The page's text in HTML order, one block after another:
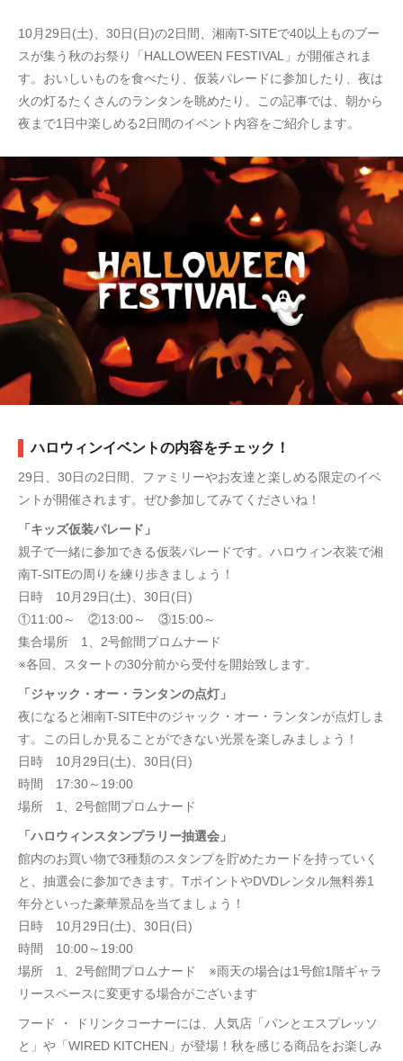
10月29日(土)、30日(日)の2日間、湘南T-SITEで40以上ものブー
スが集う秋のお祭り「HALLOWEEN FESTIVAL」が開催されま
す。おいしいものを食べたり、仮装パレードに参加したり、夜は
火の灯るたくさんのランタンを眺めたり。この記事では、朝から
夜まで1日中楽しめる2日間のイベント内容をご紹介します。
ハロウィンイベントの内容をチェック！
29日、30日の2日間、ファミリーやお友達と楽しめる限定のイベ
ントが開催されます。ぜひ参加してみてくださいね！
「キッズ仮装パレード」
親子で一緒に参加できる仮装パレードです。ハロウィン衣装で湘
南T-SITEの周りを練り歩きましょう！
日時 10月29日(土)、30日(日)
①11:00～ ②13:00～ ③15:00～
集合場所 1、2号館間プロムナード
※各回、スタートの30分前から受付を開始致します。
「ジャック・オー・ランタンの点灯」
夜になると湘南T-SITE中のジャック・オー・ランタンが点灯しま
す。この日しか見ることができない光景を楽しみましょう！
日時 10月29日(土)、30日(日)
時間 17:30～19:00
場所 1、2号館間プロムナード
「ハロウィンスタンプラリー抽選会」
館内のお買い物で3種類のスタンプを貯めたカードを持っていく
と、抽選会に参加できます。TポイントやDVDレンタル無料券1
年分といった豪華景品を当てましょう！
日時 10月29日(土)、30日(日)
時間 10:00～19:00
場所 1、2号館間プロムナード ※雨天の場合は1号館1階ギャラ
リースペースに変更する場合がございます
フード ・ ドリンクコーナーには、人気店「パンとエスプレッソ
と」や「WIRED KITCHEN」が登場！秋を感じる商品をお楽しみ